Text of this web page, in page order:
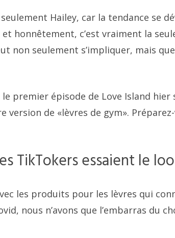
seulement Hailey, car la tendance se
et honnêtement, c’est vraiment la
non seulement s’impliquer, mais
le premier épisode de Love Island
version de «lèvres de gym».
TikTokers essaient le
les produits pour les lèvres qui
nous n’avons que l’embarras du